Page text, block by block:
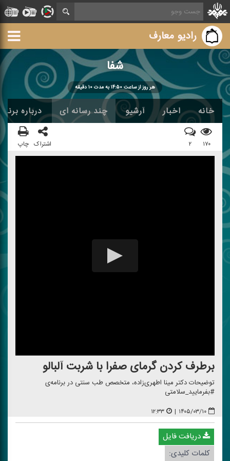
رادیو معارف
شفا
هر روز از ساعت ۱۴:۵۰ به مدت ۱۰ دقیقه
خانه اخبار آرشیو چند رسانه ای درباره
۱۷۰ ۲ اشتراک چاپ
برطرف كردن گرمای صفرا با شربت آلبالو
توضیحات دكتر مینا اطهری‌زاده، متخصص طب سنتی در برنامه‌ی
#بفرمایید_سلامتی
۱۴۰۵/۰۳/۱۰ | ۱۲:۳۳
دریافت فایل
کلمات کلیدی: